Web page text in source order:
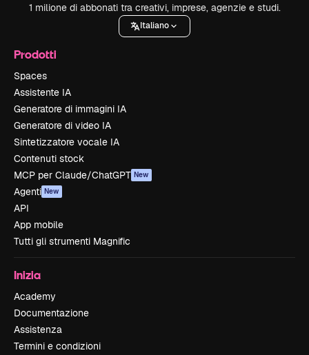
1 milione di abbonati tra creativi, imprese, agenzie e studi.
Italiano
Prodotti
Spaces
Assistente IA
Generatore di immagini IA
Generatore di video IA
Sintetizzatore vocale IA
Contenuti stock
MCP per Claude/ChatGPT New
Agenti New
API
App mobile
Tutti gli strumenti Magnific
Inizia
Academy
Documentazione
Assistenza
Termini e condizioni